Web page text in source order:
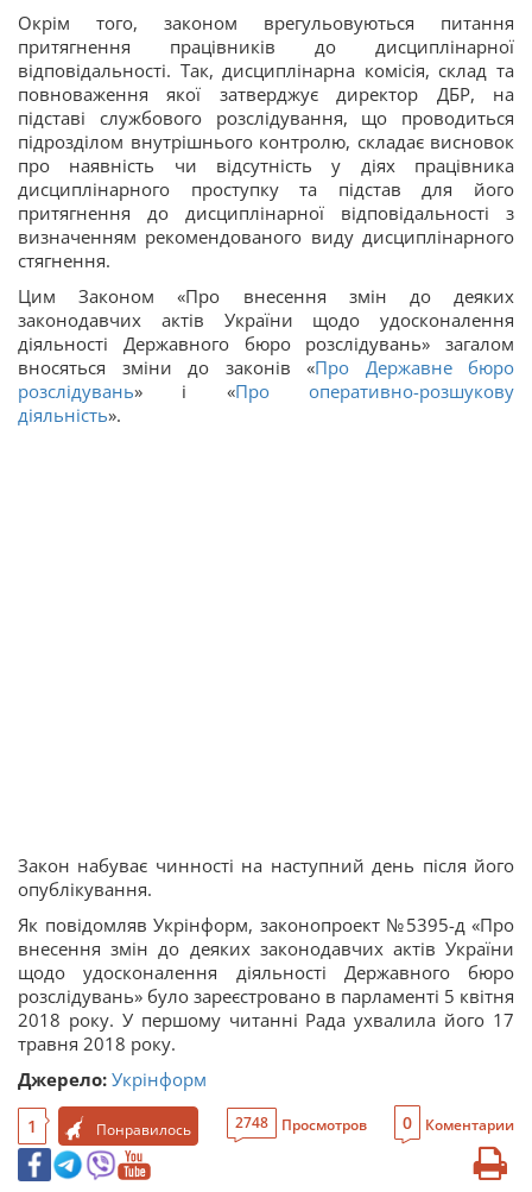
Окрім того, законом врегульовуються питання
притягнення працівників до дисциплінарної
відповідальності. Так, дисциплінарна комісія, склад та
повноваження якої затверджує директор ДБР, на
підставі службового розслідування, що проводиться
підрозділом внутрішнього контролю, складає висновок
про наявність чи відсутність у діях працівника
дисциплінарного проступку та підстав для його
притягнення до дисциплінарної відповідальності з
визначенням рекомендованого виду дисциплінарного
стягнення.
Цим Законом «Про внесення змін до деяких
законодавчих актів України щодо удосконалення
діяльності Державного бюро розслідувань» загалом
вносяться зміни до законів «Про Державне бюро
розслідувань» і «Про оперативно-розшукову
діяльність».
Закон набуває чинності на наступний день після його
опублікування.
Як повідомляв Укрінформ, законопроект №5395-д «Про
внесення змін до деяких законодавчих актів України
щодо удосконалення діяльності Державного бюро
розслідувань» було зареєстровано в парламенті 5 квітня
2018 року. У першому читанні Рада ухвалила його 17
травня 2018 року.
Джерело: Укрінформ
1 Понравилось 2748 Просмотров 0 Коментарии